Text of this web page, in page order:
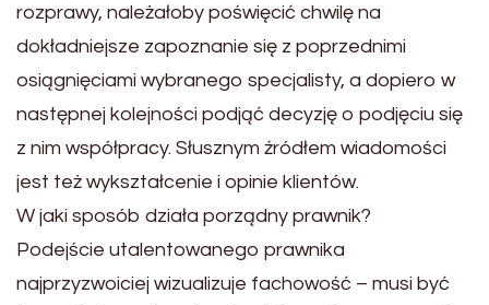
rozprawy, należałoby poświęcić chwilę na
dokładniejsze zapoznanie się z poprzednimi
osiągnięciami wybranego specjalisty, a dopiero w
następnej kolejności podjąć decyzję o podjęciu się
z nim współpracy. Słusznym źródłem wiadomości
jest też wykształcenie i opinie klientów.
W jaki sposób działa porządny prawnik?
Podejście utalentowanego prawnika
najprzyzwoiciej wizualizuje fachowość – musi być